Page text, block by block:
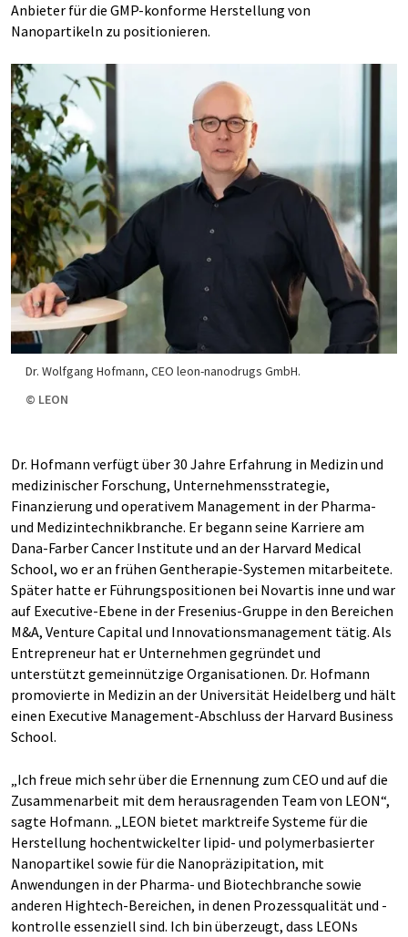
Anbieter für die GMP-konforme Herstellung von
Nanopartikeln zu positionieren.
Dr. Wolfgang Hofmann, CEO leon-nanodrugs GmbH.
© LEON
Dr. Hofmann verfügt über 30 Jahre Erfahrung in Medizin und
medizinischer Forschung, Unternehmens­strategie,
Finanzierung und operativem Management in der Pharma-
und Medizintechnikbranche. Er begann seine Karriere am
Dana-Farber Cancer Institute und an der Harvard Medical
School, wo er an frühen Gentherapie-Systemen mitarbeitete.
Später hatte er Führungspositionen bei Novartis inne und war
auf Executive-Ebene in der Fresenius-Gruppe in den Bereichen
M&A, Venture Capital und Innovationsmanagement tätig. Als
Entrepreneur hat er Unternehmen gegründet und
unterstützt gemeinnützige Organisationen. Dr. Hofmann
promovierte in Medizin an der Universität Heidelberg und hält
einen Executive Management-Abschluss der Harvard Business
School.
„Ich freue mich sehr über die Ernennung zum CEO und auf die
Zusammenarbeit mit dem herausragenden Team von LEON“,
sagte Hofmann. „LEON bietet marktreife Systeme für die
Herstellung hochentwickelter lipid- und polymerbasierter
Nanopartikel sowie für die Nanopräzipitation, mit
Anwendungen in der Pharma- und Biotechbranche sowie
anderen Hightech-Bereichen, in denen Prozessqualität und -
kontrolle essenziell sind. Ich bin überzeugt, dass LEONs